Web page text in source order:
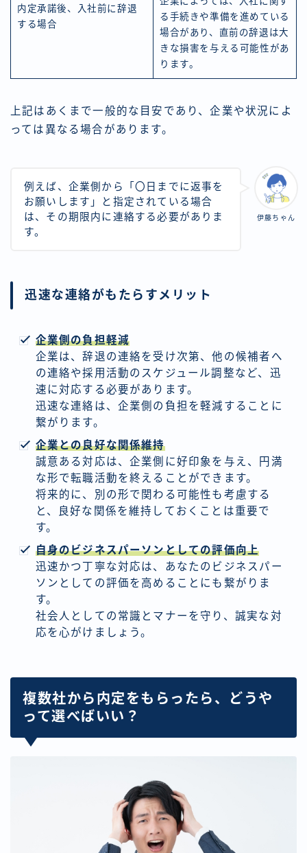
内定承諾後、入社前に辞退
する場合
る手続きや準備を進めている
場合があり、直前の辞退は大
きな損害を与える可能性があ
ります。
上記はあくまで一般的な目安であり、企業や状況によ
っては異なる場合があります。
伊藤ちゃん
例えば、企業側から「〇日までに返事を
お願いします」と指定されている場合
は、その期限内に連絡する必要がありま
す。
迅速な連絡がもたらすメリット
企業側の負担軽減
企業は、辞退の連絡を受け次第、他の候補者へ
の連絡や採用活動のスケジュール調整など、迅
速に対応する必要があります。
迅速な連絡は、企業側の負担を軽減することに
繋がります。
企業との良好な関係維持
誠意ある対応は、企業側に好印象を与え、円満
な形で転職活動を終えることができます。
将来的に、別の形で関わる可能性も考慮する
と、良好な関係を維持しておくことは重要で
す。
自身のビジネスパーソンとしての評価向上
迅速かつ丁寧な対応は、あなたのビジネスパー
ソンとしての評価を高めることにも繋がりま
す。
社会人としての常識とマナーを守り、誠実な対
応を心がけましょう。
複数社から内定をもらったら、どうや
って選べばいい？